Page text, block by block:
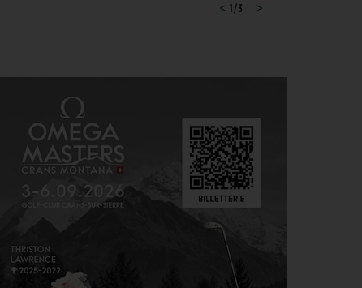
AOÛT
GOLF EN FRANCE > LIEU UNIQUE
L’Évian Resort Golf Club Academy célèbre 20 ans
d’excellence, d’innovation et de transmission
4 PGA TOUR > ENJEUX
Fin de saison du PGA Tour : Mode d’emploi
SAVOIR VIVRE > LA COMPLAINTE DU GOLFEUR
Etiquette : ne cherchez pas d’excuse, tout le monde
4
SOLHEIM CUP 2026 > CHOIX
Solheim Cup 2026 : ces cinq joueuses qui restent à
< >
1 / 3